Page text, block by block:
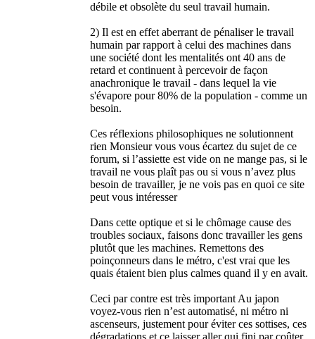
débile et obsolète du seul travail humain.
2) Il est en effet aberrant de pénaliser le travail
humain par rapport à celui des machines dans
une société dont les mentalités ont 40 ans de
retard et continuent à percevoir de façon
anachronique le travail - dans lequel la vie
s'évapore pour 80% de la population - comme un
besoin.
Ces réflexions philosophiques ne solutionnent
rien Monsieur vous vous écartez du sujet de ce
forum, si l’assiette est vide on ne mange pas, si le
travail ne vous plaît pas ou si vous n’avez plus
besoin de travailler, je ne vois pas en quoi ce site
peut vous intéresser
Dans cette optique et si le chômage cause des
troubles sociaux, faisons donc travailler les gens
plutôt que les machines. Remettons des
poinçonneurs dans le métro, c'est vrai que les
quais étaient bien plus calmes quand il y en avait.
Ceci par contre est très important Au japon
voyez-vous rien n’est automatisé, ni métro ni
ascenseurs, justement pour éviter ces sottises, ces
dégradations et ce laisser aller qui fini par coûter